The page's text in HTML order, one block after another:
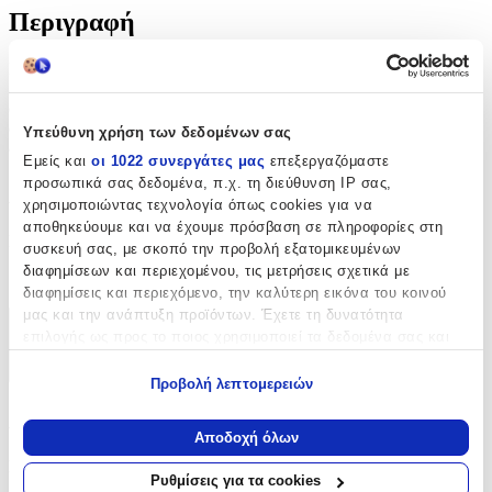
Υπεύθυνη χρήση των δεδομένων σας
Εμείς και οι 1022 συνεργάτες μας επεξεργαζόμαστε
προσωπικά σας δεδομένα, π.χ. τη διεύθυνση IP σας,
χρησιμοποιώντας τεχνολογία όπως cookies για να
αποθηκεύουμε και να έχουμε πρόσβαση σε πληροφορίες στη
συσκευή σας, με σκοπό την προβολή εξατομικευμένων
διαφημίσεων και περιεχομένου, τις μετρήσεις σχετικά με
διαφημίσεις και περιεχόμενο, την καλύτερη εικόνα του κοινού
μας και την ανάπτυξη προϊόντων. Έχετε τη δυνατότητα
Να συλλέξουμε πληροφορίες σχετικά με τη γεωγραφική
σας τοποθεσία, οι οποίες μπορεί να είναι ακριβείς σε
απόσταση μερικών μέτρων
Προβολή λεπτομερειών
Αποδοχή όλων
Ρυθμίσεις για τα cookies
Περιγραφή
Μια μοναδική αλυσίδα χειρός που θα προσθέσει λάμψη στην
εμφάνιση σας ενώ παράλληλα μπορεί να εκφράσει το προσωπικό
αλλά και για επίσημες εκδηλώσεις. Ένα τέλειο δώρο που σίγουρα
Χαρακτηριστικά
Κατασκευαστής
Amor Amor
Χαρακτηριστικά
Κατασκευαστής: